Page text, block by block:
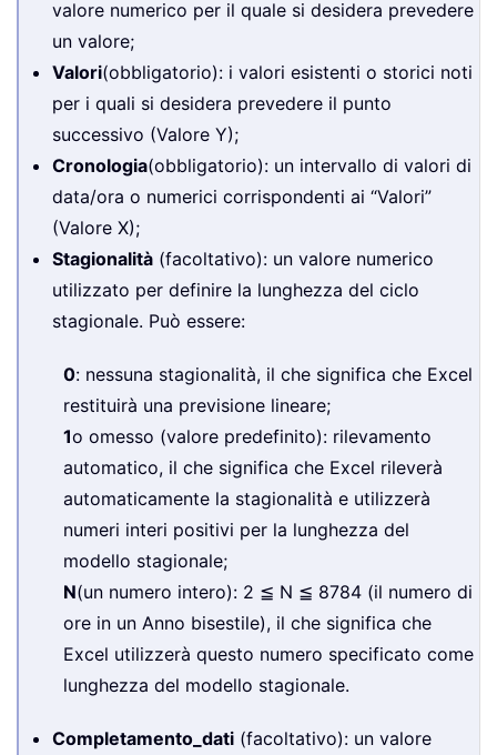
valore numerico per il quale si desidera prevedere
un valore;
Valori(obbligatorio): i valori esistenti o storici noti
per i quali si desidera prevedere il punto
successivo (Valore Y);
Cronologia(obbligatorio): un intervallo di valori di
data/ora o numerici corrispondenti ai “Valori”
(Valore X);
Stagionalità (facoltativo): un valore numerico
utilizzato per definire la lunghezza del ciclo
stagionale. Può essere:
0: nessuna stagionalità, il che significa che Excel
restituirà una previsione lineare;
1o omesso (valore predefinito): rilevamento
automatico, il che significa che Excel rileverà
automaticamente la stagionalità e utilizzerà
numeri interi positivi per la lunghezza del
modello stagionale;
N(un numero intero): 2 ≦ N ≦ 8784 (il numero di
ore in un Anno bisestile), il che significa che
Excel utilizzerà questo numero specificato come
lunghezza del modello stagionale.
Completamento_dati (facoltativo): un valore